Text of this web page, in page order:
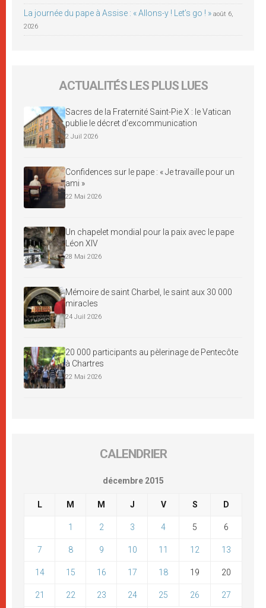
La journée du pape à Assise : « Allons-y ! Let’s go ! » août 6,
2026
ACTUALITÉS LES PLUS LUES
Sacres de la Fraternité Saint-Pie X : le Vatican
publie le décret d’excommunication
2 Juil 2026
Confidences sur le pape : « Je travaille pour un
ami »
22 Mai 2026
Un chapelet mondial pour la paix avec le pape
Léon XIV
28 Mai 2026
Mémoire de saint Charbel, le saint aux 30 000
miracles
24 Juil 2026
20 000 participants au pèlerinage de Pentecôte
à Chartres
22 Mai 2026
CALENDRIER
décembre 2015
L M M J V S D
1 2 3 4 5 6
7 8 9 10 11 12 13
14 15 16 17 18 19 20
21 22 23 24 25 26 27